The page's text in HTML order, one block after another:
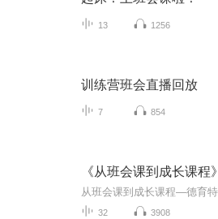
13 1256
训练营班会直播回放
7 854
《从班会课到成长课程》
32 3908